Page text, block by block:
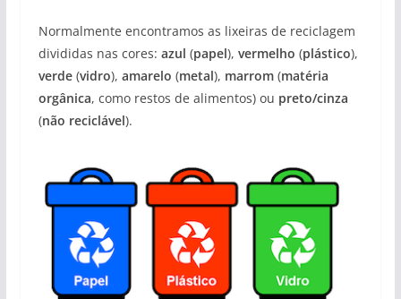
Normalmente encontramos as lixeiras de reciclagem
divididas nas cores: azul (papel), vermelho (plástico),
verde (vidro), amarelo (metal), marrom(matéria
orgânica, como restos de alimentos) ou preto/cinza
(não reciclável).